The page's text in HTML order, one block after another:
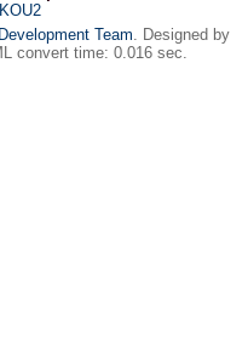
KOU2
Team. Designed by
convert time: 0.016 sec.